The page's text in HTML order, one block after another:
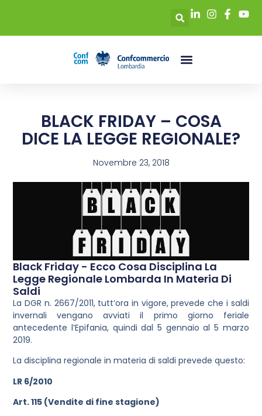
BLACK FRIDAY – COSA
DICE LA LEGGE REGIONALE?
Novembre 23, 2018
Black Friday - Ecco Cosa Disciplina La
Legge Regionale Lombarda In Materia Di
Saldi
La DGR n. 2667/2011, tutt’ora in vigore, prevede che i saldi
invernali vengano avviati il primo giorno feriale
antecedente l’Epifania, quindi dal 5 gennaio al 5 marzo
2019.
La disciplina regionale in materia di saldi prevede questo:
LR 6/2010
Art. 115 (Vendite di fine stagione)